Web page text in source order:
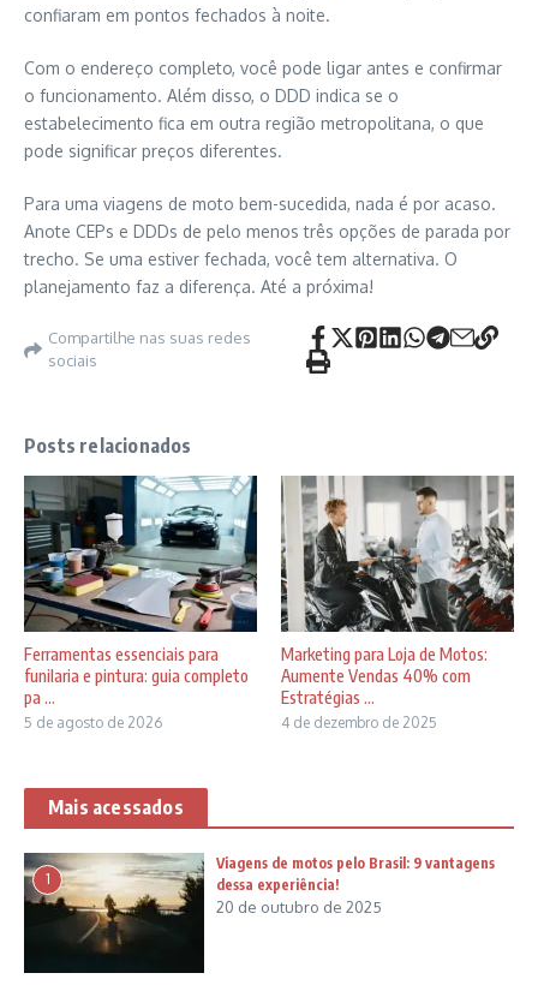
confiaram em pontos fechados à noite.
Com o endereço completo, você pode ligar antes e confirmar
o funcionamento. Além disso, o DDD indica se o
estabelecimento fica em outra região metropolitana, o que
pode significar preços diferentes.
Para uma viagens de moto bem-sucedida, nada é por acaso.
Anote CEPs e DDDs de pelo menos três opções de parada por
trecho. Se uma estiver fechada, você tem alternativa. O
planejamento faz a diferença. Até a próxima!
Compartilhe nas suas redes
sociais
Posts relacionados
Ferramentas essenciais para
funilaria e pintura: guia completo
pa ...
5 de agosto de 2026
Marketing para Loja de Motos:
Aumente Vendas 40% com
Estratégias ...
4 de dezembro de 2025
Mais acessados
1
Viagens de motos pelo Brasil: 9 vantagens
dessa experiência!
20 de outubro de 2025